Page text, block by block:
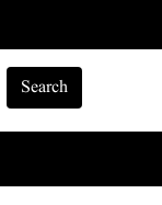
Search